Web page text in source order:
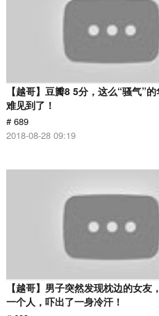
【越哥】豆瓣8 5分，这么“骚气”
难见到了！
# 689
2018-08-28 09:19
【越哥】男子突然发现枕边的女友
一个人，吓出了一身冷汗！